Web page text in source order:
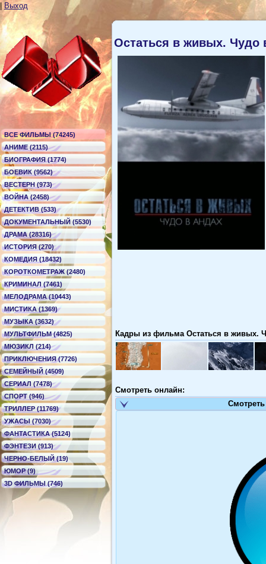
Выход
ВСЕ ФИЛЬМЫ (74245)
АНИМЕ (2115)
БИОГРАФИЯ (1774)
БОЕВИК (9562)
ВЕСТЕРН (973)
ВОЙНА (2458)
ДЕТЕКТИВ (533)
ДОКУМЕНТАЛЬНЫЙ (5530)
ДРАМА (28316)
ИСТОРИЯ (270)
КОМЕДИЯ (18432)
КОРОТКОМЕТРАЖ (2480)
КРИМИНАЛ (7461)
МЕЛОДРАМА (10443)
МИСТИКА (1369)
МУЗЫКА (3632)
МУЛЬТФИЛЬМ (4825)
МЮЗИКЛ (214)
ПРИКЛЮЧЕНИЯ (7726)
СЕМЕЙНЫЙ (4509)
СЕРИАЛ (7478)
СПОРТ (946)
ТРИЛЛЕР (11769)
УЖАСЫ (7030)
ФАНТАСТИКА (5124)
ФЭНТЕЗИ (913)
ЧЕРНО-БЕЛЫЙ (19)
ЮМОР (9)
3D ФИЛЬМЫ (746)
Остаться в живых. Чудо
Кадры из фильма Остаться в живых.
Смотреть онлайн: